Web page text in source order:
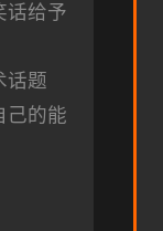
话给予
话题
己的能